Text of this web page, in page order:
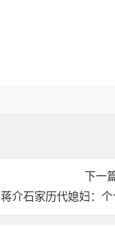
下一
蒋介石家历代媳妇：